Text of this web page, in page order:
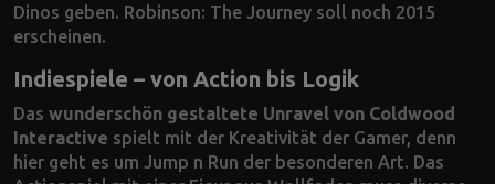
Dinos geben. Robinson: The Journey soll noch 2015
erscheinen.
Indiespiele – von Action bis Logik
Das wunderschön gestaltete Unravel von Coldwood
Interactive spielt mit der Kreativität der Gamer, denn
hier geht es um Jump n Run der besonderen Art. Das